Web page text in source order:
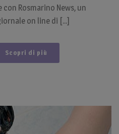
Rosmarino News, un
on line di [...]
Scopri di più